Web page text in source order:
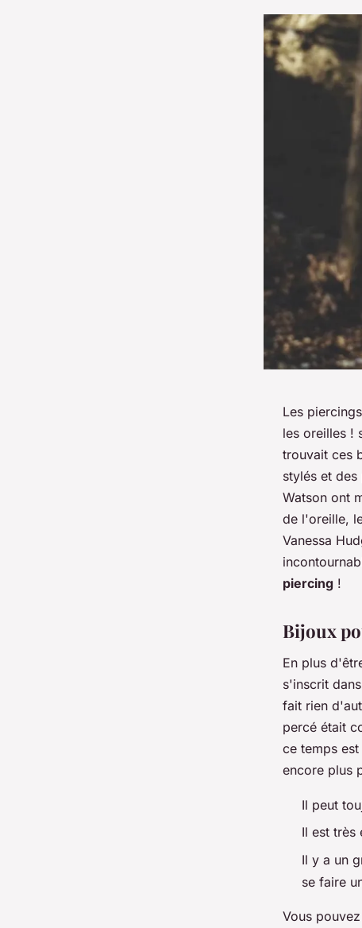
Les
les oreilles !
trouvait ces
stylés et
Watson ont
de l'oreille,
Vanessa
piercing !
Bijoux
En plus
s'inscrit
fait rien
percé était
ce temps
encore plus
Il peut
Il est très
Il y a un
se faire
Vous